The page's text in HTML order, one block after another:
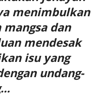
menimbulkan
dan
mendesak
isu yang
undang-